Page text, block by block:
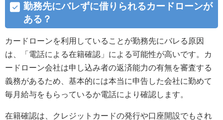
13
在宅確認の電話連絡なしで借入できるカードローンを
利用する際の注意点
13.1 滞納はしない
13.2 カードや明細書は見られないようにする
14 カードローン以外で勤務先への電話連絡なしのローン
15
在宅確認の電話連絡なしで借入できるカードローンに
勤務先にバレずに借りられるカードローンが
ある？
カードローンを利用していることが勤務先にバレる原因
は、「電話による在籍確認」による可能性が高いです。カ
ードローン会社は申し込み者の返済能力の有無を審査する
義務があるため、基本的には本当に申告した会社に勤めて
毎月給与をもらっているか電話により確認します。
在籍確認は、クレジットカードの発行や口座開設でもされ